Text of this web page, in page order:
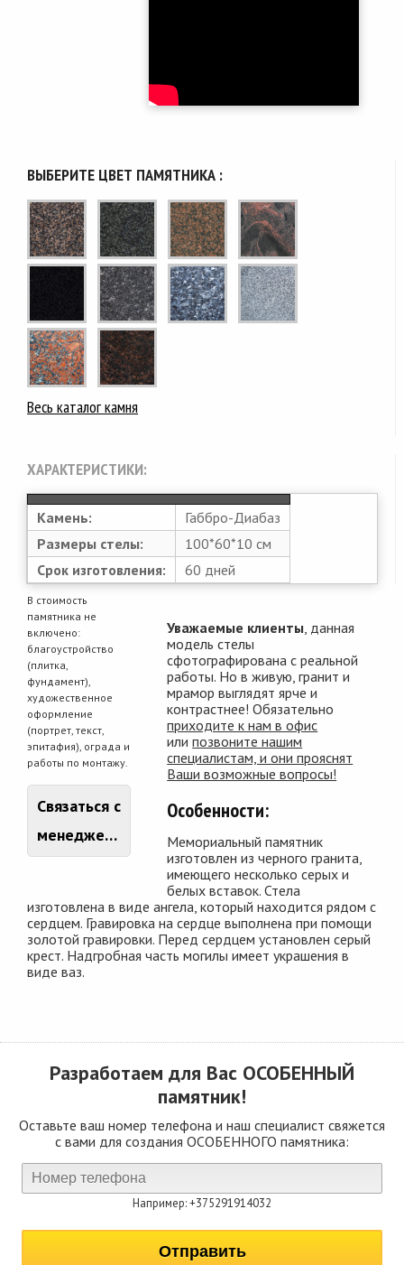
ВЫБЕРИТЕ ЦВЕТ ПАМЯТНИКА :
Весь каталог камня
ХАРАКТЕРИСТИКИ:
Камень:
Габбро-Диабаз
Размеры стелы:
100*60*10 см
Срок изготовления:
60 дней
В стоимость
памятника не
включено:
благоустройство
(плитка,
фундамент),
художественное
оформление
(портрет, текст,
эпитафия), ограда и
работы по монтажу.
Связаться с
менеджером
Уважаемые клиенты , данная
модель стелы
сфотографирована с реальной
работы. Но в живую, гранит и
мрамор выглядят ярче и
контрастнее! Обязательно
приходите к нам в офис
илипозвоните нашим
специалистам, и они прояснят
Ваши возможные вопросы!
Особенности:
Мемориальный памятник
изготовлен из черного гранита,
имеющего несколько серых и
белых вставок. Стела
изготовлена в виде ангела, который находится рядом с
сердцем. Гравировка на сердце выполнена при помощи
золотой гравировки. Перед сердцем установлен серый
крест. Надгробная часть могилы имеет украшения в
виде ваз.
Разработаем для Вас ОСОБЕННЫЙ
памятник!
Оставьте ваш номер телефона и наш специалист свяжется
с вами для создания ОСОБЕННОГО памятника:
Например: +375291914032